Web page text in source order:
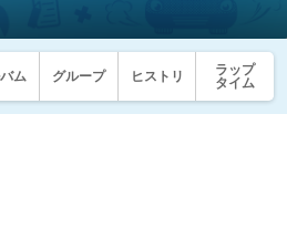
ム グループ ヒストリ
ラップ
タイム